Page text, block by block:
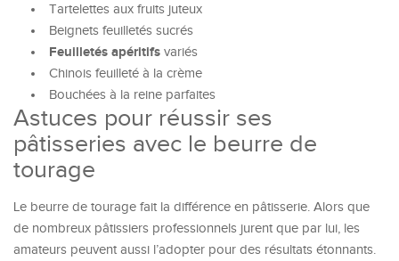
Tartelettes aux fruits juteux
Beignets feuilletés sucrés
Feuilletés apéritifs variés
Chinois feuilleté à la crème
Bouchées à la reine parfaites
Astuces pour réussir ses
pâtisseries avec le beurre de
tourage
Le beurre de tourage fait la différence en pâtisserie. Alors que
de nombreux pâtissiers professionnels jurent que par lui, les
amateurs peuvent aussi l’adopter pour des résultats étonnants.